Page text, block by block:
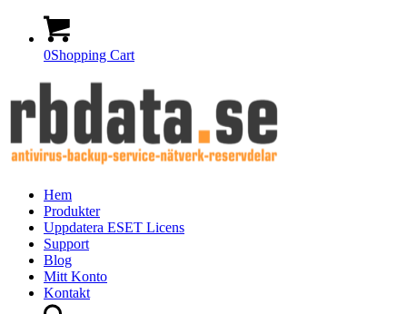
0Shopping Cart
Hem
Produkter
Uppdatera ESET Licens
Support
Blog
Mitt Konto
Kontakt